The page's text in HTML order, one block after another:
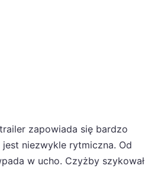
zapowiada się bardzo
niezwykle rytmiczna. Od
w ucho. Czyżby szykował